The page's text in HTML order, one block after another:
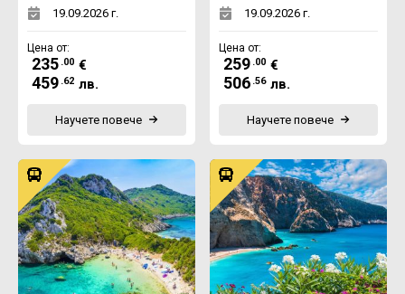
19.09.2026 г.
Цена от:
235 .00 €
459 .62 лв.
Научете повече
19.09.2026 г.
Цена от:
259 .00 €
506 .56 лв.
Научете повече